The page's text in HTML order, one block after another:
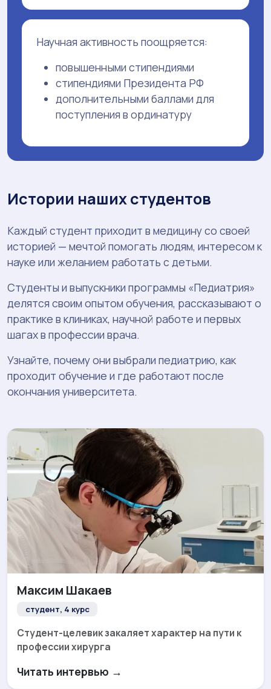
Научная активность поощряется:
повышенными стипендиями
стипендиями Президента РФ
дополнительными баллами для
поступления в ординатуру
Истории наших студентов
Каждый студент приходит в медицину со своей
историей — мечтой помогать людям, интересом к
науке или желанием работать с детьми.
Студенты и выпускники программы «Педиатрия»
делятся своим опытом обучения, рассказывают о
практике в клиниках, научной работе и первых
шагах в профессии врача.
Узнайте, почему они выбрали педиатрию, как
проходит обучение и где работают после
окончания университета.
Максим Шакаев
студент, 4 курс
Студент-целевик закаляет характер на пути к
профессии хирурга
Читать интервью →